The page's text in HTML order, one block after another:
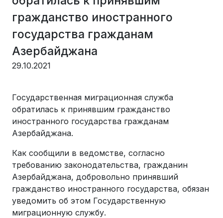
гражданство иностранного
государства гражданам
Азербайджана
29.10.2021
Государственная миграционная служба
обратилась к принявшим гражданство
иностранного государства гражданам
Азербайджана.
Как сообщили в ведомстве, согласно
требованию законодательства, гражданин
Азербайджана, добровольно принявший
гражданство иностранного государства, обязан
уведомить об этом Государственную
миграционную службу.